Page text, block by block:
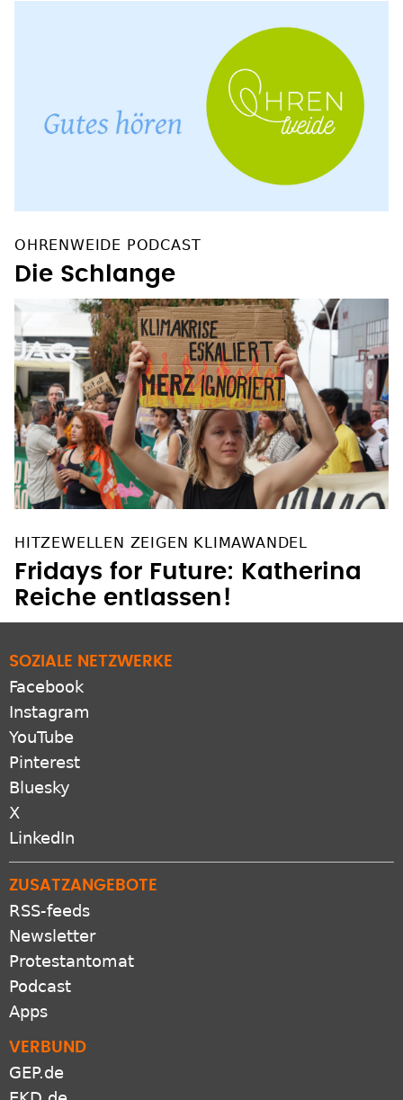
OHRENWEIDE PODCAST
Die Schlange
HITZEWELLEN ZEIGEN KLIMAWANDEL
Fridays for Future: Katherina
Reiche entlassen!
SOZIALE NETZWERKE
Facebook
Instagram
YouTube
Pinterest
Bluesky
X
LinkedIn
ZUSATZANGEBOTE
RSS-feeds
Newsletter
Protestantomat
Podcast
Apps
VERBUND
GEP.de